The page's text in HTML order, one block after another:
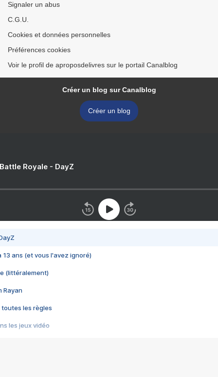
Signaler un abus
C.G.U.
Cookies et données personnelles
Préférences cookies
Voir le profil de aproposdelivres sur le portail Canalblog
Créer un blog sur Canalblog
Créer un blog
Royale - DayZ
13 ans (et vous l'avez ignoré)
(littéralement)
Rayan
toutes les règles
les jeux vidéo